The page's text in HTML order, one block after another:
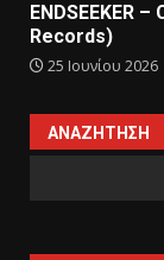
ENDSEEKER
Records)
25 Ιουνίου 2026
ΑΝΑΖΉΤΗΣΗ